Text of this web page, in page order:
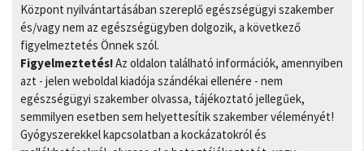
Központ nyilvántartásában szereplő egészségügyi szakember
és/vagy nem az egészségügyben dolgozik, a következő
figyelmeztetés Önnek szól.
Figyelmeztetés!Az oldalon található információk, amennyiben
azt - jelen weboldal kiadója szándékai ellenére - nem
egészségügyi szakember olvassa, tájékoztató jellegűek,
semmilyen esetben sem helyettesítik szakember véleményét!
Gyógyszerekkel kapcsolatban a kockázatokról és